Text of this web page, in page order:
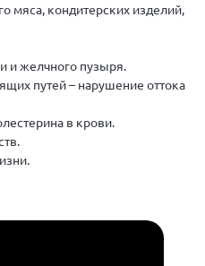
мяса, кондитерских изделий,
и желчного пузыря.
путей – нарушение оттока
в крови.